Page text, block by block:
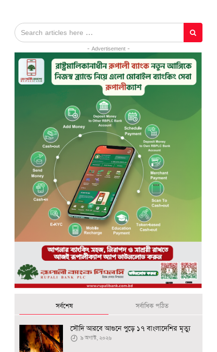
- Advertisement -
সর্বশেষ সর্বাধিক পঠিত
সৌদি আরবে আগুনে পুড়ে ১৭ বাংলাদেশির মৃত্যু
৯ অগাস্ট, ২০২৬